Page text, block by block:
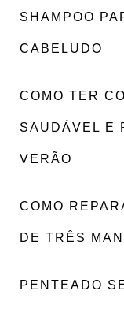
SHAMPOO
CABELUDO
COMO TER
SAUDÁVEL E
VERÃO
COMO
DE TRÊS
PENTEADO